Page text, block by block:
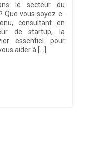
le secteur du
Que vous soyez e-
consultant en
de startup, la
essentiel pour
aider à […]
devient un